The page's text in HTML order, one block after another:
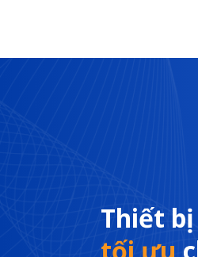
Thiết